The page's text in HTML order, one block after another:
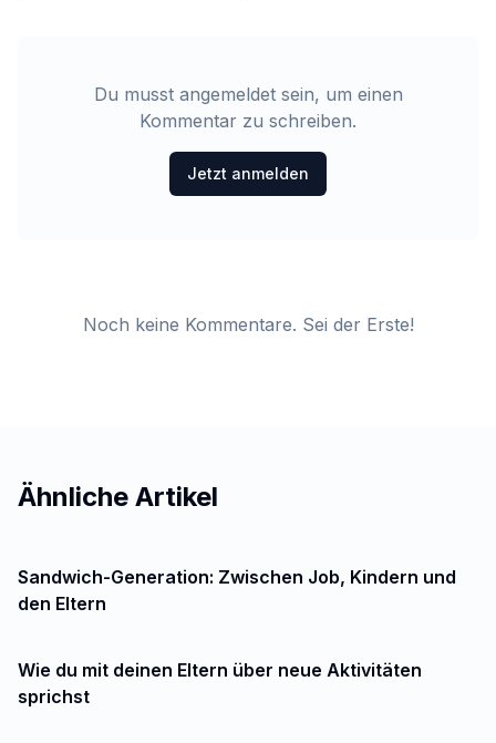
Du musst angemeldet sein, um einen
Kommentar zu schreiben.
Jetzt anmelden
Noch keine Kommentare. Sei der Erste!
Ähnliche Artikel
Sandwich-Generation: Zwischen Job, Kindern und
den Eltern
Wie du mit deinen Eltern über neue Aktivitäten
sprichst